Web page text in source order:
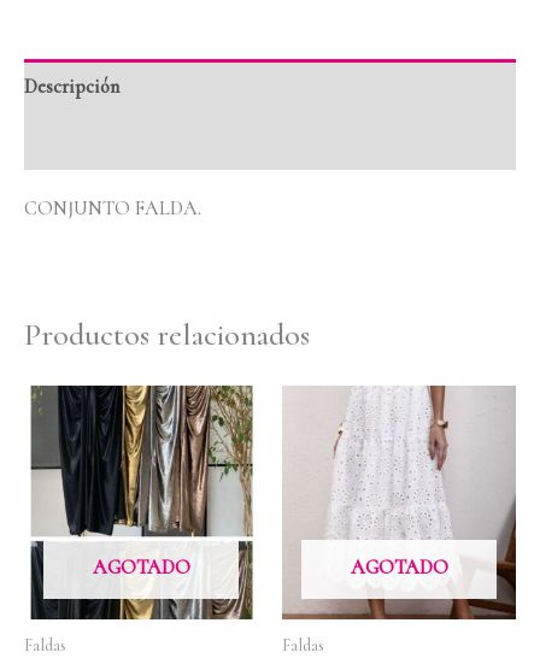
Descripción
CONJUNTO FALDA.
Productos relacionados
AGOTADO
Faldas
AGOTADO
Faldas